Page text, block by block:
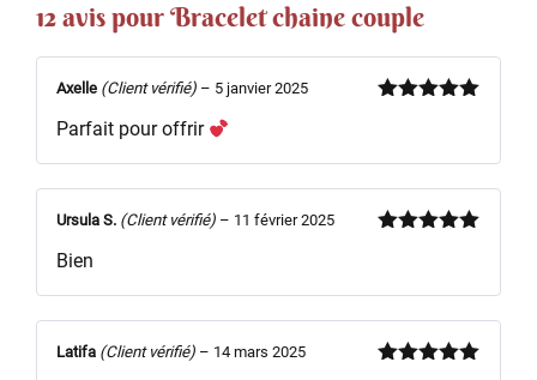
12 avis pourBracelet chaine couple
Axelle (Client vérifié) – 5 janvier 2025
Parfait pour offrir
Ursula S. (Client vérifié) – 11 février 2025
Bien
Latifa (Client vérifié) – 14 mars 2025